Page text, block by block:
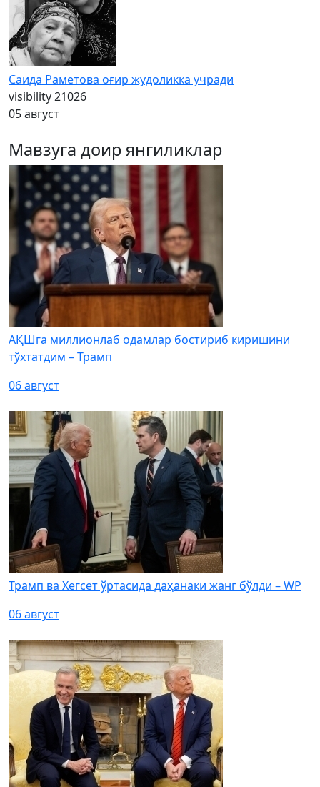
Саида Раметова оғир жудоликка учради
visibility21026
05 август
Мавзуга доир янгиликлар
АҚШга миллионлаб одамлар бостириб киришини
тўхтатдим – Трамп
06 август
Трамп ва Хегсет ўртасида даҳанаки жанг бўлди – WP
06 август